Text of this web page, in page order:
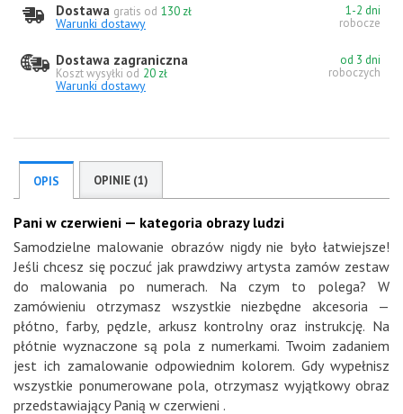
Dostawa gratis od 130 zł
Warunki dostawy
1-2 dni
robocze
Dostawa zagraniczna
Koszt wysyłki od 20 zł
Warunki dostawy
od 3 dni
roboczych
OPIS OPINIE (1)
Pani w czerwieni — kategoria obrazy ludzi
Samodzielne malowanie obrazów nigdy nie było łatwiejsze!
Jeśli chcesz się poczuć jak prawdziwy artysta zamów zestaw
do malowania po numerach. Na czym to polega? W
zamówieniu otrzymasz wszystkie niezbędne akcesoria —
płótno, farby, pędzle, arkusz kontrolny oraz instrukcję. Na
płótnie wyznaczone są pola z numerkami. Twoim zadaniem
jest ich zamalowanie odpowiednim kolorem. Gdy wypełnisz
wszystkie ponumerowane pola, otrzymasz wyjątkowy obraz
przedstawiający Panią w czerwieni .